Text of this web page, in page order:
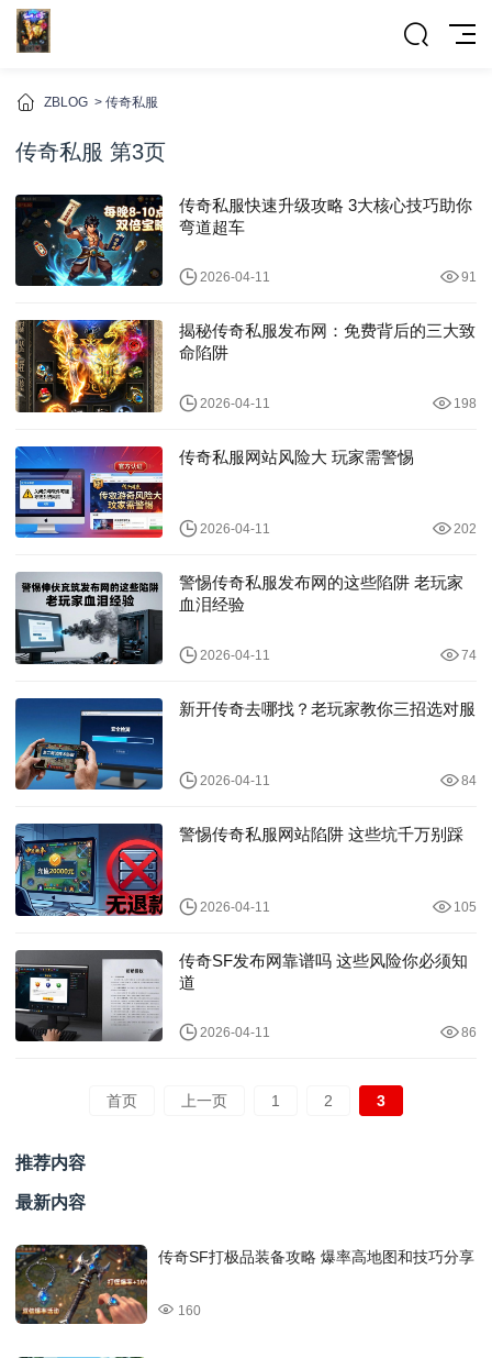
ZBLOG > 传奇私服
传奇私服 第3页
传奇私服快速升级攻略 3大核心技巧助你
弯道超车
2026-04-11 91
揭秘传奇私服发布网：免费背后的三大致
命陷阱
2026-04-11 198
传奇私服网站风险大 玩家需警惕
2026-04-11 202
警惕传奇私服发布网的这些陷阱 老玩家
血泪经验
2026-04-11 74
新开传奇去哪找？老玩家教你三招选对服
2026-04-11 84
警惕传奇私服网站陷阱 这些坑千万别踩
2026-04-11 105
传奇SF发布网靠谱吗 这些风险你必须知
道
2026-04-11 86
首页 上一页 1 2 3
推荐内容
最新内容
传奇SF打极品装备攻略 爆率高地图和技巧分享
160